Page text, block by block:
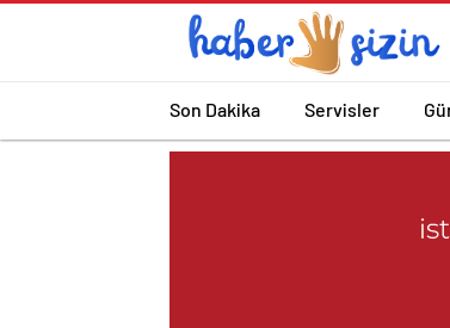
Son Dakika Servisler